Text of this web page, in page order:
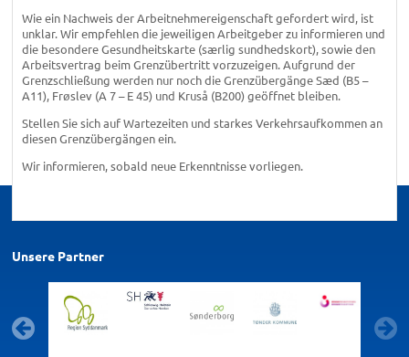
Wie ein Nachweis der Arbeitnehmereigenschaft gefordert wird, ist
unklar. Wir empfehlen die jeweiligen Arbeitgeber zu informieren und
die besondere Gesundheitskarte (særlig sundhedskort), sowie den
Arbeitsvertrag beim Grenzübertritt vorzuzeigen. Aufgrund der
Grenzschließung werden nur noch die Grenzübergänge Sæd (B5 –
A11), Frøslev (A 7 – E 45) und Kruså (B200) geöffnet bleiben.
Stellen Sie sich auf Wartezeiten und starkes Verkehrsaufkommen an
diesen Grenzübergängen ein.
Wir informieren, sobald neue Erkenntnisse vorliegen.
Unsere Partner